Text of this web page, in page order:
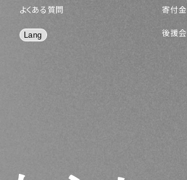
よくある質問 寄付金
後援会